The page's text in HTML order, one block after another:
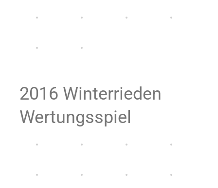
2016 Winterrieden
Wertungsspiel